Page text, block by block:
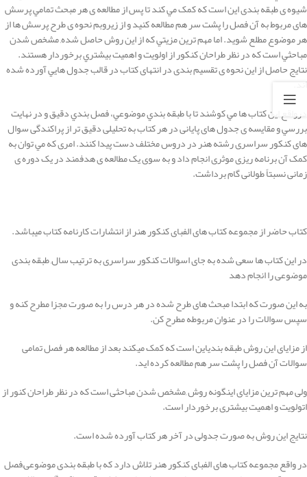
شيوه ی طبقه بندی اين است که کمک مي کند تا پس از مطالعه ی هر مبحث تمامي پرسش
های مربوط به آن فصل را پشت سر هم مطالعه کنيد و از زيروبم نحوه ی طرح پرسش ها از
هر موضوع مطلع شويد. اما مهم ترين مزيتي که از اين روش حاصل شده, مشخص شدن
مباحثي است که در نظر طراحان کنکور از اولويت و اهميت بيشتري برخوردار هستند.
نتايج حاصل از اين نحوه ی تقسيم بندی در انتهای کتاب در قالب جدول هايي آورده شده
اند.
درواقع اين کتاب ها مي کوشند تا با طبقه بندي موضوعي، فصل بندي دقيق و در نهايت
بررسي و مقايسه ی جدول های پايانی در هر کتاب به تحليلی دقيق تر از پراکندگی سوال
های کنکور سراسری رشته هنر در دروس مختلف دست پيدا کنند. امری که مي توان به
کمک آن برنامه ريزی موثری انجام داد و به سوی يک مطالعه ی هدفمند در يک دوره ی
زمانی نسبتاً طولانی گام برداشت.
کتاب حاضر از مجموعه کتاب های الفبای کنکور هنر از انتشارات کارنامه کتاب میباشد.
در این کتاب ها سعی شده به جای اسوالات کنکور سراسری به ترتیب سال, طبقه بندی
موضوعی را انجام دهد
به این صورت که ابتدا مبحث های طرح شده در هر درس را به صورت مجزا مطرح کنه و
سپس سوالات را در عنوان مربوطه مطرح کن.
از مزایای این روش طبقه بندیاین است که کمک میکند بعد از مطالعه هر فصل تمامی
سوالات آن فصل را پشت سر هم مطالعه کرده اید.
ولی مهم ترین مزایای اینگونه روش ,مشخص شدن مباحثی است که در نظر طراحان کنور از
اتولویت و اهمیت بیشتری برخوردار است.
نتایج این روش به صورت جدولی در آخر هر کتاب آورده شده است.
در واقع مجموعه کتاب های الفبای کنکور هنر تلاش دارد که با طبقه بندی موضوعی,فصل